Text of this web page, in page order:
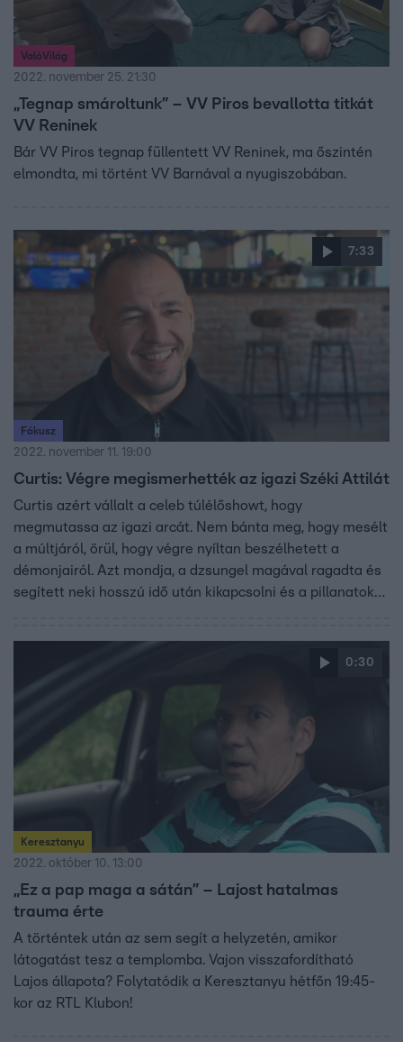
ValóVilág
2022. november 25. 21:30
„Tegnap smároltunk” – VV Piros bevallotta titkát
VV Reninek
Bár VV Piros tegnap füllentett VV Reninek, ma őszintén
elmondta, mi történt VV Barnával a nyugiszobában.
7:33
Fókusz
2022. november 11. 19:00
Curtis: Végre megismerhették az igazi Széki Attilát
Curtis azért vállalt a celeb túlélőshowt, hogy
megmutassa az igazi arcát. Nem bánta meg, hogy mesélt
a múltjáról, örül, hogy végre nyíltan beszélhetett a
démonjairól. Azt mondja, a dzsungel magával ragadta és
segített neki hosszú idő után kikapcsolni és a pillanatokat
talpon tud maradni. Képes küzdeni és képes újrakezdeni.
0:30
Keresztanyu
2022. október 10. 13:00
„Ez a pap maga a sátán” – Lajost hatalmas
trauma érte
A történtek után az sem segít a helyzetén, amikor
látogatást tesz a templomba. Vajon visszafordítható
Lajos állapota? Folytatódik a Keresztanyu hétfőn 19:45-
kor az RTL Klubon!